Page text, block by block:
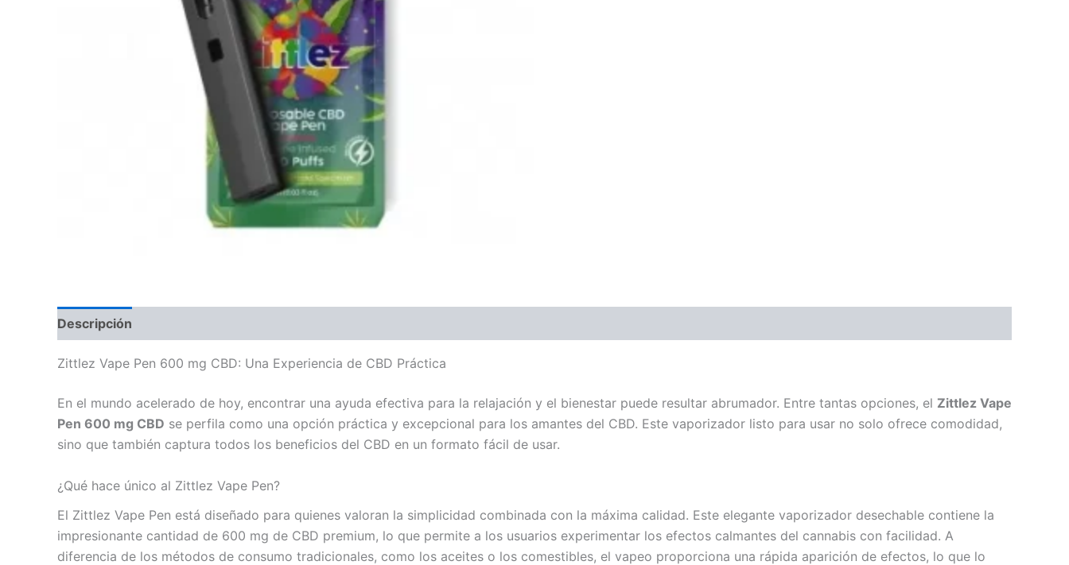
Descripción
Zittlez Vape Pen 600 mg CBD: Una Experiencia de CBD Práctica
En el mundo acelerado de hoy, encontrar una ayuda efectiva para la relajación y el bienestar puede resultar abrumador. Entre tantas opciones, el Zittlez Vape
Pen 600 mg CBD se perfila como una opción práctica y excepcional para los amantes del CBD. Este vaporizador listo para usar no solo ofrece comodidad,
sino que también captura todos los beneficios del CBD en un formato fácil de usar.
¿Qué hace único al Zittlez Vape Pen?
El Zittlez Vape Pen está diseñado para quienes valoran la simplicidad combinada con la máxima calidad. Este elegante vaporizador desechable contiene la
impresionante cantidad de 600 mg de CBD premium, lo que permite a los usuarios experimentar los efectos calmantes del cannabis con facilidad. A
diferencia de los métodos de consumo tradicionales, como los aceites o los comestibles, el vapeo proporciona una rápida aparición de efectos, lo que lo